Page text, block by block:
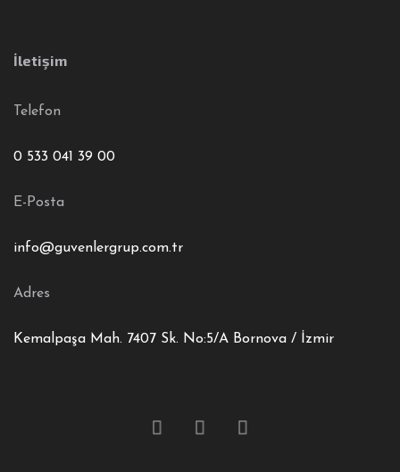
İletişim
Telefon
0 533 041 39 00
E-Posta
info@guvenlergrup.com.tr
Adres
Kemalpaşa Mah. 7407 Sk. No:5/A Bornova / İzmir